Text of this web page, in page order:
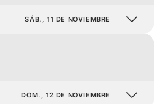
SÁB., 11 DE NOVIEMBRE
DOM., 12 DE NOVIEMBRE